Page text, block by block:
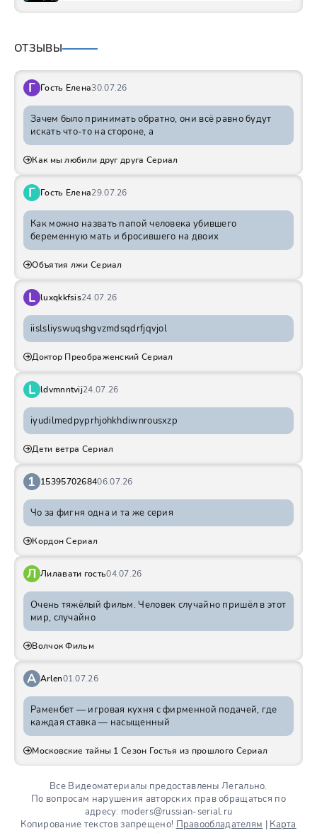
ОТЗЫВЫ
Г Гость Елена30.07.26
Зачем было принимать обратно, они всё равно будут
искать что-то на стороне, а
Как мы любили друг друга Сериал
Г Гость Елена29.07.26
Как можно назвать папой человека убившего
беременную мать и бросившего на двоих
Объятия лжи Сериал
L luxqkkfsis24.07.26
iislsliyswuqshgvzmdsqdrfjqvjol
Доктор Преображенский Сериал
L ldvmnntvij24.07.26
iyudilmedpyprhjohkhdiwnrousxzp
Дети ветра Сериал
1 1539570268406.07.26
Чо за фигня одна и та же серия
Кордон Сериал
Л Лилавати гость04.07.26
Очень тяжёлый фильм. Человек случайно пришёл в этот
мир, случайно
Волчок Фильм
A Arlen01.07.26
Раменбет — игровая кухня с фирменной подачей, где
каждая ставка — насыщенный
Московские тайны 1 Сезон Гостья из прошлого Сериал
Все Видеоматериалы предоставлены Легально.
По вопросам нарушения авторских прав обращаться по
адресу: moders@russian-serial.ru
Копирование текстов запрещено! Правообладателям
Карта